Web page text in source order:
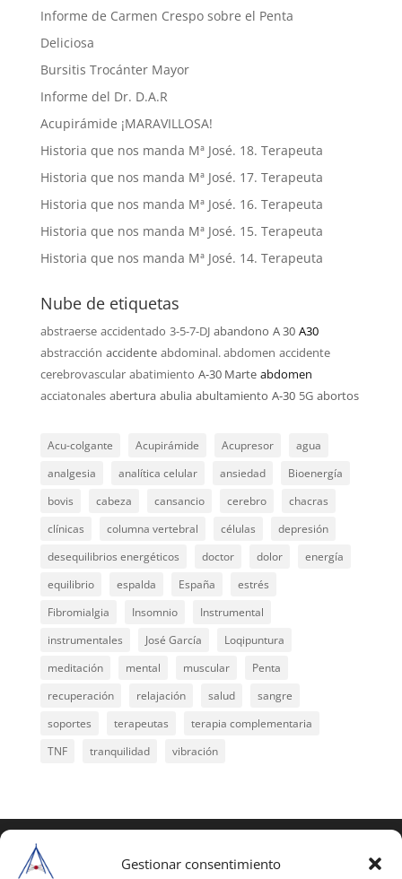
Gestionar consentimiento
Informe de Carmen Crespo sobre el Penta
Deliciosa
Bursitis Trocánter Mayor
Informe del Dr. D.A.R
Acupirámide ¡MARAVILLOSA!
Historia que nos manda Mª José. 18. Terapeuta
Historia que nos manda Mª José. 17. Terapeuta
Historia que nos manda Mª José. 16. Terapeuta
Historia que nos manda Mª José. 15. Terapeuta
Historia que nos manda Mª José. 14. Terapeuta
Nube de etiquetas
abstraerse accidentado 3-5-7-DJ abandono A 30 A30
abstracción accidente abdominal. abdomen accidente
cerebrovascular abatimiento A-30 Marte abdomen
acciatonales abertura abulia abultamiento A-30 5G abortos
Acu-colgante Acupirámide Acupresor
agua
analgesia
analítica celular ansiedad
Bioenergía
bovis
cabeza cansancio cerebro
chacras
clínicas
columna vertebral células
depresión
desequilibrios energéticos
doctor dolor
energía
equilibrio
espalda España
estrés
Fibromialgia
Insomnio
Instrumental
instrumentales
José García
Loqipuntura
meditación
mental muscular
Penta
recuperación
relajación salud
sangre
soportes
terapeutas
terapia complementaria
TNF
tranquilidad vibración
reservados